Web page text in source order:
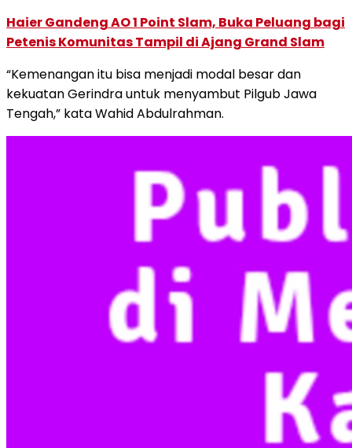
Haier Gandeng AO 1 Point Slam, Buka Peluang bagi
Petenis Komunitas Tampil di Ajang Grand Slam
“Kemenangan itu bisa menjadi modal besar dan
kekuatan Gerindra untuk menyambut Pilgub Jawa
Tengah,” kata Wahid Abdulrahman.